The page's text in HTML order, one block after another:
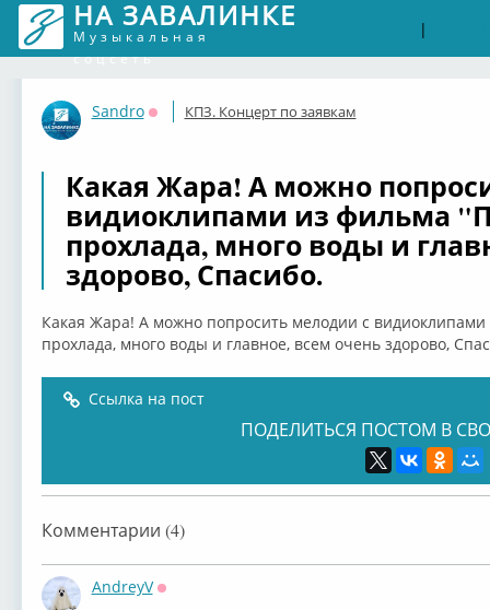
НА ЗАВАЛИНКЕ
Музыкальная
соцсеть
|
Sandro
Оффлайн
КПЗ. Концерт по заявкам
Какая Жара! А можно
видиоклипами из фильма
прохлада, много воды и
здорово, Спасибо.
Какая Жара! А можно попросить мелодии с
прохлада, много воды и главное, всем очень здорово,
Ссылка на пост
ПОДЕЛИТЬСЯ ПОСТОМ В
Комментарии (4)
AndreyV